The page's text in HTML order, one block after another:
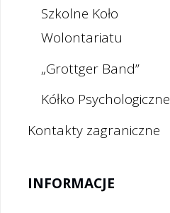
Szkolne Koło
Wolontariatu
„Grottger Band”
Kółko Psychologiczne
Kontakty zagraniczne
INFORMACJE